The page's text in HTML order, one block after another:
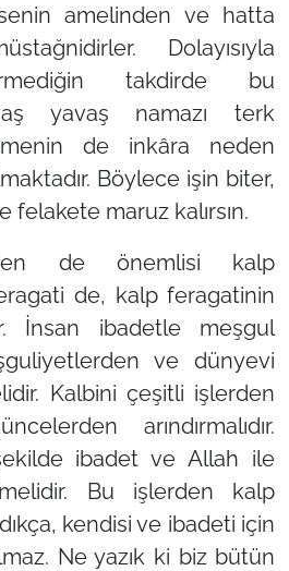
amelinden ve hatta
Dolayısıyla
takdirde bu
yavaş namazı terk
de inkâra neden
Böylece işin biter,
maruz kalırsın.
de önemlisi kalp
de, kalp feragatinin
İnsan ibadetle meşgul
ve dünyevi
Kalbini çeşitli işlerden
arındırmalıdır.
ibadet ve Allah ile
Bu işlerden kalp
kendisi ve ibadeti için
Ne yazık ki biz bütün